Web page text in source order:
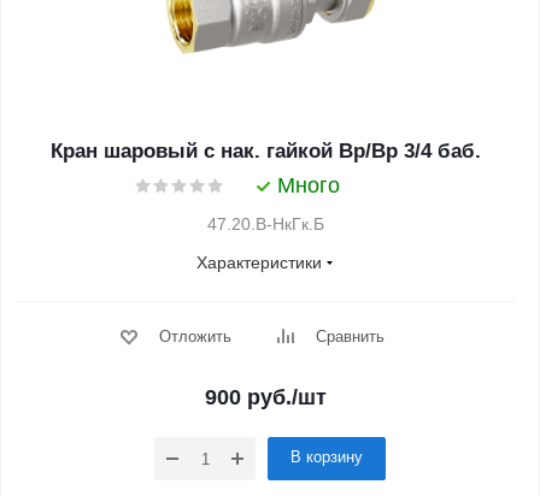
Кран шаровый с нак. гайкой Вр/Вр 3/4 баб.
Много
47.20.В-НкГк.Б
Характеристики
Отложить Сравнить
900 руб./шт
В корзину